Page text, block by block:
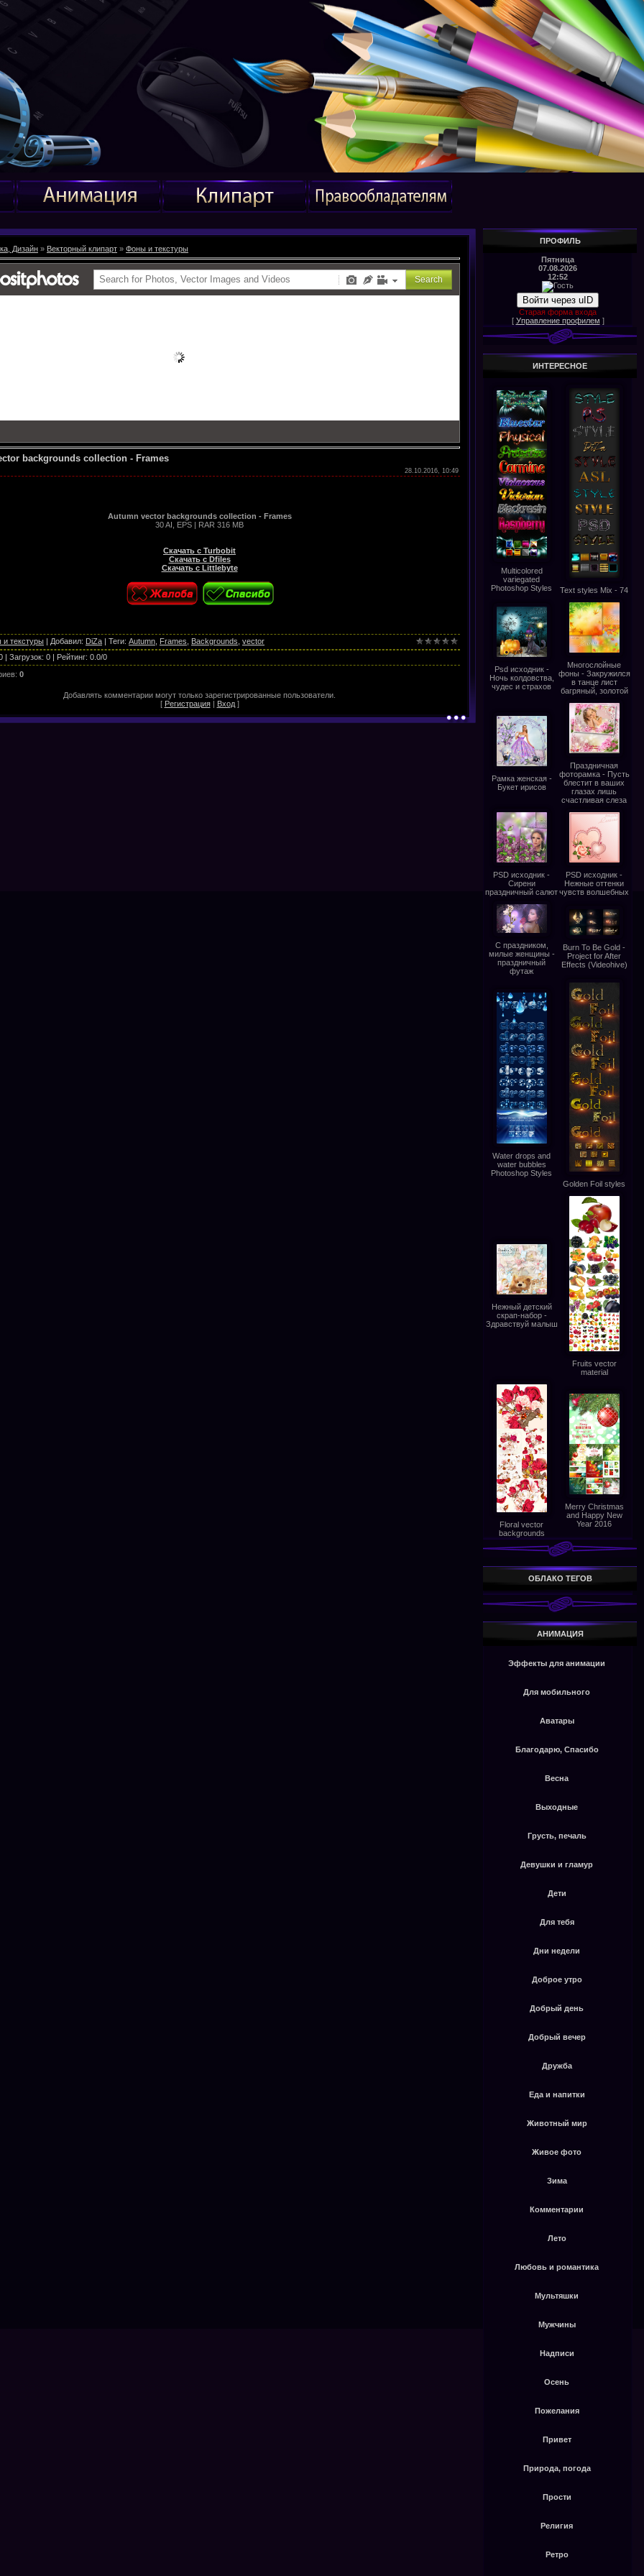
Дизайн » Векторный клипарт » Фоны и текстуры
backgrounds collection - Frames
28.10.2016, 10:49
Autumn vector backgrounds collection - Frames
30 AI, EPS | RAR 316 MB
Скачать с Turbobit
Скачать с Dfiles
Скачать с Littlebyte
текстуры | Добавил: DiZa | Теги: Autumn Frames Backgrounds vector
| Загрузок: 0 | Рейтинг: 0.0/0
: 0
Добавлять комментарии могут только зарегистрированные пользователи.
[ Регистрация| Вход]
ПРОФИЛЬ
Пятница
07.08.2026
12:52
Войти через uID
Старая форма входа
[ Управление профилем ]
ИНТЕРЕСНОЕ
Multicolored
variegated
Photoshop Styles
Text styles Mix - 74
Psd исходник -
Ночь колдовства,
чудес и страхов
Многослойные
фоны - Закружился
в танце лист
багряный, золотой
Рамка женская -
Букет ирисов
Праздничная
фоторамка - Пусть
блестит в ваших
глазах лишь
счастливая слеза
PSD исходник -
Сирени
праздничный салют
PSD исходник -
Нежные оттенки
чувств волшебных
С праздником,
милые женщины -
праздничный
футаж
Burn To Be Gold -
Project for After
Effects (Videohive)
Water drops and
water bubbles
Photoshop Styles
Golden Foil styles
Нежный детский
скрап-набор -
Здравствуй малыш
Fruits vector
material
Floral vector
backgrounds
Merry Christmas
and Happy New
Year 2016
ОБЛАКО ТЕГОВ
АНИМАЦИЯ
Эффекты для анимации
Для мобильного
Аватары
Благодарю, Спасибо
Весна
Выходные
Грусть, печаль
Девушки и гламур
Дети
Для тебя
Дни недели
Доброе утро
Добрый день
Добрый вечер
Дружба
Еда и напитки
Животный мир
Живое фото
Зима
Комментарии
Лето
Любовь и романтика
Мультяшки
Мужчины
Надписи
Осень
Пожелания
Привет
Природа, погода
Прости
Религия
Ретро